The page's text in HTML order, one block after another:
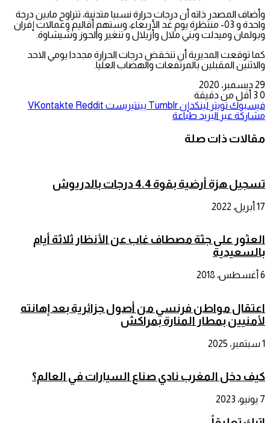
وأضاف المصدر ذاته أن درجات حرارة نسبيا متدنية، تتراوح مابين درجة
واحدة و 03- منتظرة يوم غد الأربعاء، وستهم أقاليم وعمالات إفران
وبولمان وميدلت وبني ملال وأزيلال و تنغير والحوز وشيشاوة.
كما توقعت المديرية أن تنخفض درجات الحرارة مجددا يومي الاحد
والاثنين المقبلين بالمرتفعات والهضاب العليا.
29 ديسمبر، 2020
0
أقل من دقيقة
فيسبوك تويتر لينكدإن بينتيريست
مشاركة عبر البريد طباعة
مقالات ذات صلة
تسجيل هزة أرضية بقوة 4.4 درجات بالدريوش
17 أبريل، 2022
العثور على جثة مصطاف غاب عن الأنظار ثلاثة أيام
بالسعيدية
6 أغسطس، 2018
اعتقال مواطن فرنسي من أصول جزائرية بعد إهانته
لأمنيين بمطار المنارة بمراكش
1 سبتمبر، 2025
كيف دخل المغرب نادي صناع السيارات في العالم؟
7 يونيو، 2023